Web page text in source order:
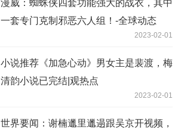
漫威：蜘蛛侠四套功能强大的战衣，其中
一套专门克制邪恶六人组！-全球动态
2023-02-01
小说推荐《加急心动》男女主是裴渡，梅
清韵小说已完结|观热点
2023-02-01
世界要闻：谢楠邋里邋遢跟吴京开视频，